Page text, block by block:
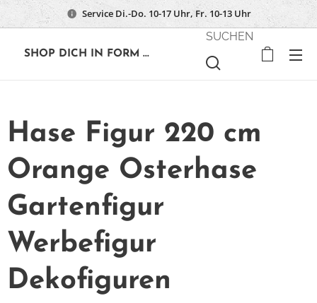
Service Di.-Do. 10-17 Uhr, Fr. 10-13 Uhr
SHOP DICH IN FORM ...
SUCHEN
Hase Figur 220 cm
Orange Osterhase
Gartenfigur
Werbefigur
Dekofiguren